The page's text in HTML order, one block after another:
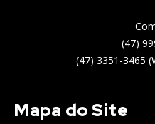
(47)
(47) 3351-3465
Mapa do Site